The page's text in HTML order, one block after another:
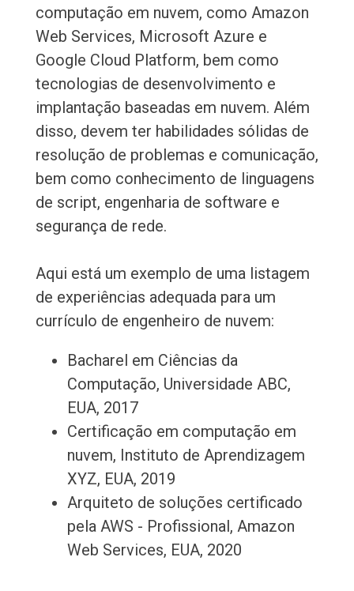
computação em nuvem, como Amazon
Web Services, Microsoft Azure e
Google Cloud Platform, bem como
tecnologias de desenvolvimento e
implantação baseadas em nuvem. Além
disso, devem ter habilidades sólidas de
resolução de problemas e comunicação,
bem como conhecimento de linguagens
de script, engenharia de software e
segurança de rede.
Aqui está um exemplo de uma listagem
de experiências adequada para um
currículo de engenheiro de nuvem:
Bacharel em Ciências da
Computação, Universidade ABC,
EUA, 2017
Certificação em computação em
nuvem, Instituto de Aprendizagem
XYZ, EUA, 2019
Arquiteto de soluções certificado
pela AWS - Profissional, Amazon
Web Services, EUA, 2020